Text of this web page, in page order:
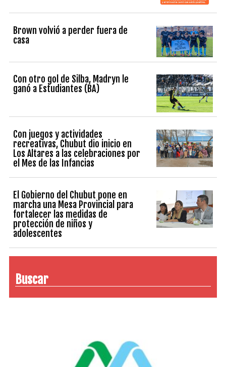
Brown volvió a perder fuera de
casa
Con otro gol de Silba, Madryn le
ganó a Estudiantes (BA)
Con juegos y actividades
recreativas, Chubut dio inicio en
Los Altares a las celebraciones por
el Mes de las Infancias
El Gobierno del Chubut pone en
marcha una Mesa Provincial para
fortalecer las medidas de
protección de niños y
adolescentes
Buscar